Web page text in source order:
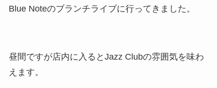
Blue Noteのブランチライブに行ってきました。
昼間ですが店内に入るとJazz Clubの雰囲気を味わ
えます。